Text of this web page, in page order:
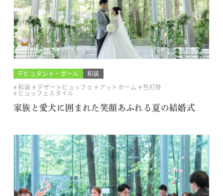
デビュタント・ボール
和装
和装
デザートビュッフェ アットホーム 色打掛
ビュッフェスタイル
家族と愛犬に囲まれた笑顔あふれる夏の結婚式